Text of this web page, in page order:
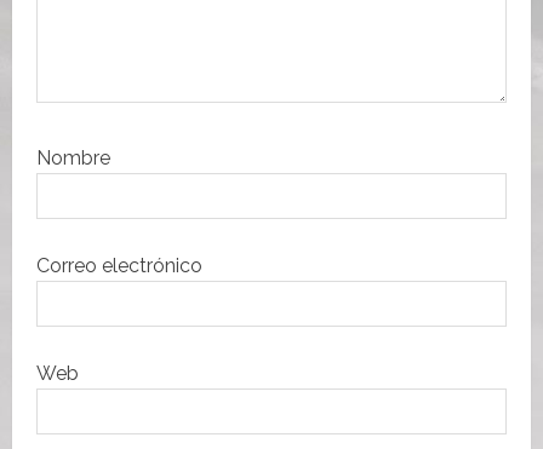
s
Nombre
Correo electrónico
Web